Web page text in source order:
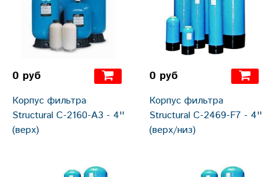
0 руб
Корпус фильтра
Structural С-2160-А3 - 4''
(верх)
0 руб
Корпус фильтра
Structural С-2469-F7 - 4''
(верх/низ)